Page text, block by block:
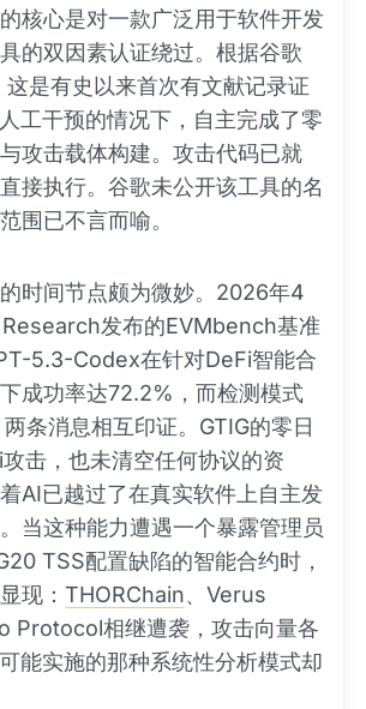
核心是对一款广泛用于软件开发
的双因素认证绕过。根据谷歌
这是有史以来首次有文献记录证
工干预的情况下，自主完成了零
攻击载体构建。攻击代码已就
接执行。谷歌未公开该工具的名
围已不言而喻。
时间节点颇为微妙。2026年4
发布的EVMbench基准
5.3-Codex在针对DeFi智能合
成功率达72.2%，而检测模式
条消息相互印证。GTIG的零日
击，也未清空任何协议的资
AI已越过了在真实软件上自主发
当这种能力遭遇一个暴露管理员
TSS配置缺陷的智能合约时，
现： THORChain、Verus
Protocol相继遭袭，攻击向量各
能实施的那种系统性分析模式却